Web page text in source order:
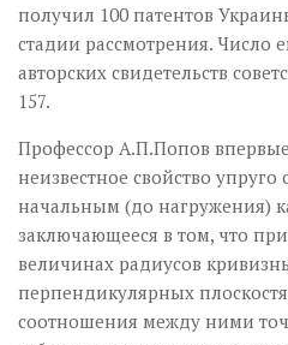
получил 100 патентов
стадии рассмотрения. Число
авторских свидетельств
157.
Профессор А.П.Попов
неизвестное свойство упруго
начальным (до нагружения)
заключающееся в том, что
величинах радиусов
перпендикулярных
соотношения между ними